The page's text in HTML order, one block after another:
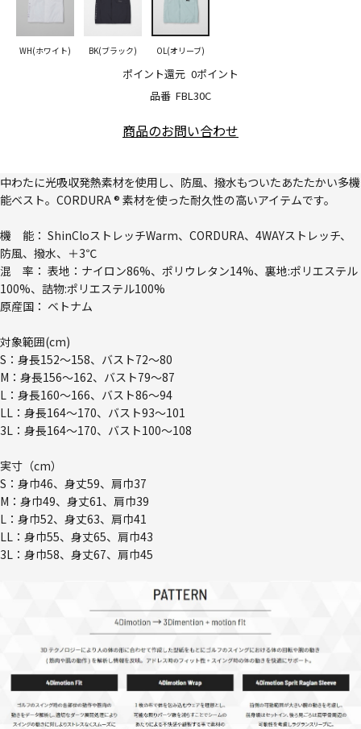
品番 FBL30C
ポイント還元 0ポイント
WH(ホワイト) BK(ブラック) OL(オリーブ)
商品のお問い合わせ
中わたに光吸収発熱素材を使用し、防風、撥水もついたあたたかい多機
能ベスト。CORDURA ® 素材を使った耐久性の高いアイテムです。
機 能： ShinCloストレッチWarm、CORDURA、4WAYストレッチ、
防風、撥水、＋3℃
混 率： 表地：ナイロン86%、ポリウレタン14%、裏地:ポリエステル
100%、詰物:ポリエステル100%
原産国： ベトナム
対象範囲(cm)
S：身長152～158、バスト72～80
M：身長156～162、バスト79～87
L：身長160～166、バスト86～94
LL：身長164～170、バスト93～101
3L：身長164～170、バスト100～108
実寸（cm）
S：身巾46、身丈59、肩巾37
M：身巾49、身丈61、肩巾39
L：身巾52、身丈63、肩巾41
LL：身巾55、身丈65、肩巾43
3L：身巾58、身丈67、肩巾45